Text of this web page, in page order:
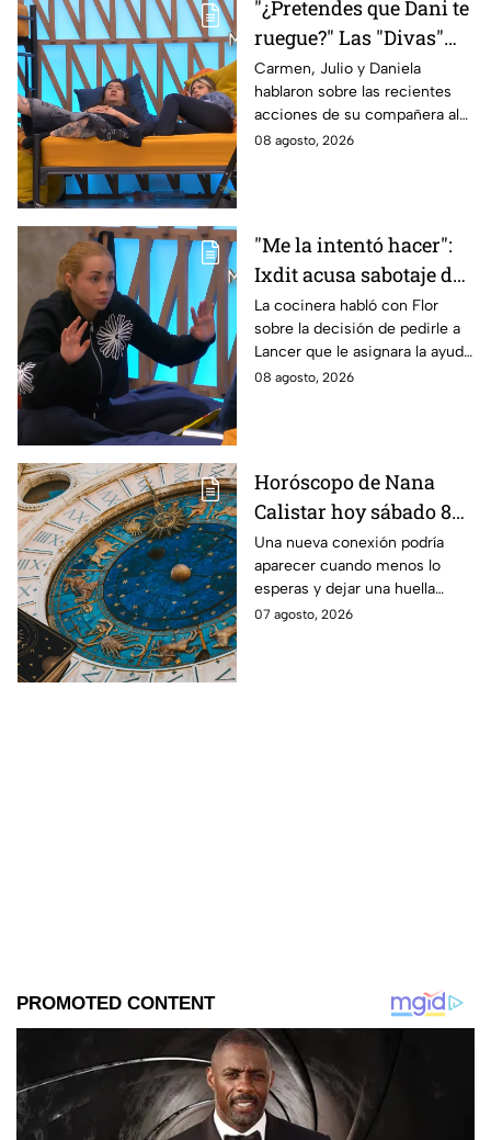
"¿Pretendes que Dani te
ruegue?" Las "Divas"
lamentan el
comportamiento de
Michelle en MasterChef
24/7
Carmen, Julio y Daniela
hablaron sobre las recientes
acciones de su compañera al
interior del Mundo MasterChef
08 agosto, 2026
"Me la intentó hacer":
Ixdit acusa sabotaje de
Ramahá en la pasada
gala de salvación de
MasterChef 24/7
La cocinera habló con Flor
sobre la decisión de pedirle a
Lancer que le asignara la ayuda
de Ramahá y no la de Daniela
08 agosto, 2026
Horóscopo de Nana
Calistar hoy sábado 8
de agosto del 2026 para
cada signo; una
conexión inesperada
podría transformar tus
Una nueva conexión podría
aparecer cuando menos lo
esperas y dejar una huella
importante.
07 agosto, 2026